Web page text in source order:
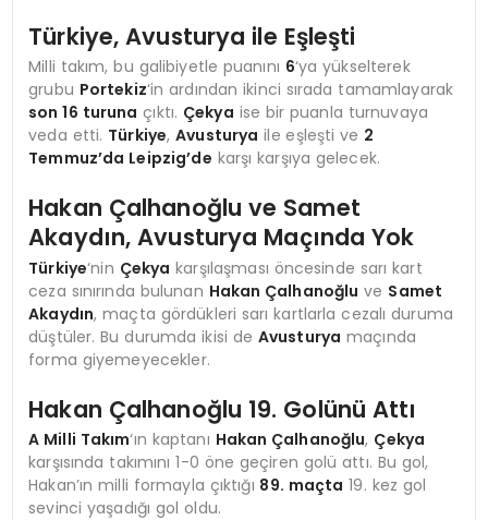
Türkiye, Avusturya ile Eşleşti
Milli takım, bu galibiyetle puanını 6‘ya yükselterek
grubu Portekiz‘in ardından ikinci sırada tamamlayarak
son 16 turuna çıktı. Çekya ise bir puanla turnuvaya
veda etti. Türkiye,Avusturya ile eşleşti ve 2
Temmuz’da Leipzig’de karşı karşıya gelecek.
Hakan Çalhanoğlu ve Samet
Akaydın, Avusturya Maçında Yok
Türkiye‘nin Çekya karşılaşması öncesinde sarı kart
ceza sınırında bulunan Hakan Çalhanoğlu ve Samet
Akaydın, maçta gördükleri sarı kartlarla cezalı duruma
düştüler. Bu durumda ikisi de Avusturya maçında
forma giyemeyecekler.
Hakan Çalhanoğlu 19. Golünü Attı
A Milli Takım‘ın kaptanı Hakan Çalhanoğlu, Çekya
karşısında takımını 1-0 öne geçiren golü attı. Bu gol,
Hakan’ın milli formayla çıktığı 89. maçta 19. kez gol
sevinci yaşadığı gol oldu.